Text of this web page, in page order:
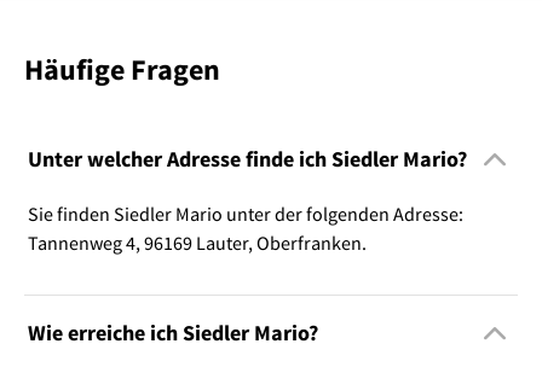
Häufige Fragen
Unter welcher Adresse finde ich Siedler Mario?
Sie finden Siedler Mario unter der folgenden Adresse:
Tannenweg 4, 96169 Lauter, Oberfranken.
Wie erreiche ich Siedler Mario?